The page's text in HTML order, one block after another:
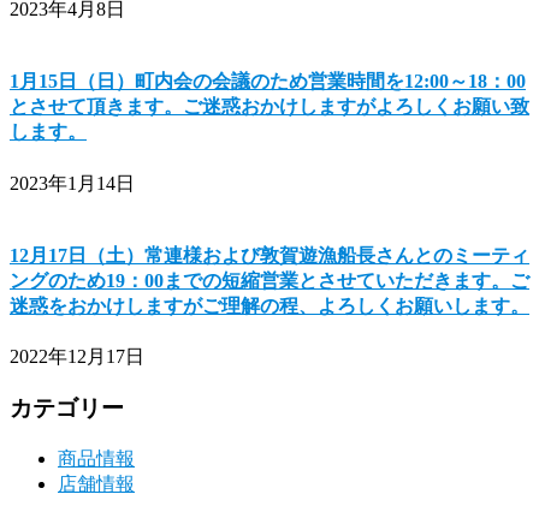
2023年4月8日
1月15日（日）町内会の会議のため営業時間を12:00～18：00
とさせて頂きます。ご迷惑おかけしますがよろしくお願い致
します。
2023年1月14日
12月17日（土）常連様および敦賀遊漁船長さんとのミーティ
ングのため19：00までの短縮営業とさせていただきます。ご
迷惑をおかけしますがご理解の程、よろしくお願いします。
2022年12月17日
カテゴリー
商品情報
店舗情報